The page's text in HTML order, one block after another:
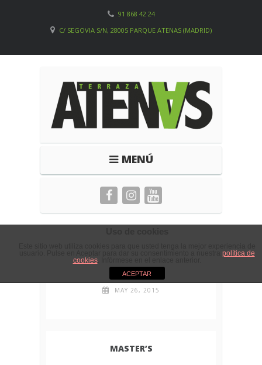
91 868 42 24
C/ SEGOVIA S/N, 28005 PARQUE ATENAS (MADRID)
MENÚ
JINZU
MAY 26, 2015
MASTER’S
política de
cookies. Infórmese en el enlace anterior.
ACEPTAR